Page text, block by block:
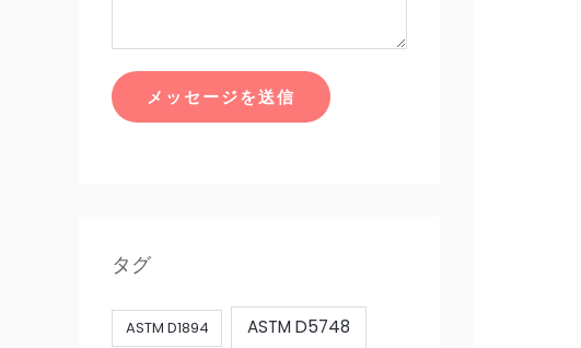
メッセージを送信
タグ
ASTM D1894 ASTM D5748